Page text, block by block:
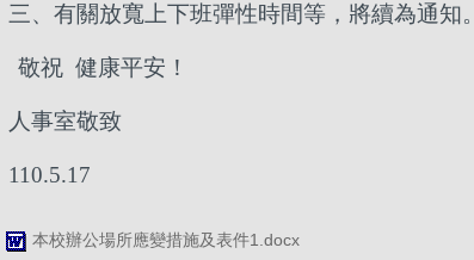
三、有關放寬上下班彈性時間等，將續為通知。
敬祝 健康平安！
人事室敬致
110.5.17
本校辦公場所應變措施及表件1.docx